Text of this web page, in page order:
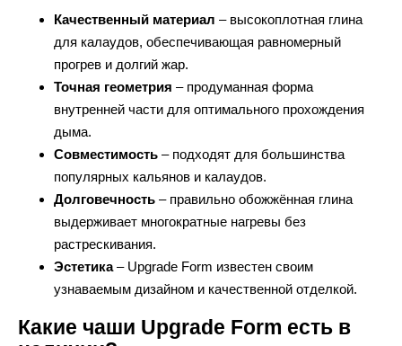
Качественный материал – высокоплотная глина
для калаудов, обеспечивающая равномерный
прогрев и долгий жар.
Точная геометрия – продуманная форма
внутренней части для оптимального прохождения
дыма.
Совместимость – подходят для большинства
популярных кальянов и калаудов.
Долговечность – правильно обожжённая глина
выдерживает многократные нагревы без
растрескивания.
Эстетика– Upgrade Form известен своим
узнаваемым дизайном и качественной отделкой.
Какие чаши Upgrade Form есть в